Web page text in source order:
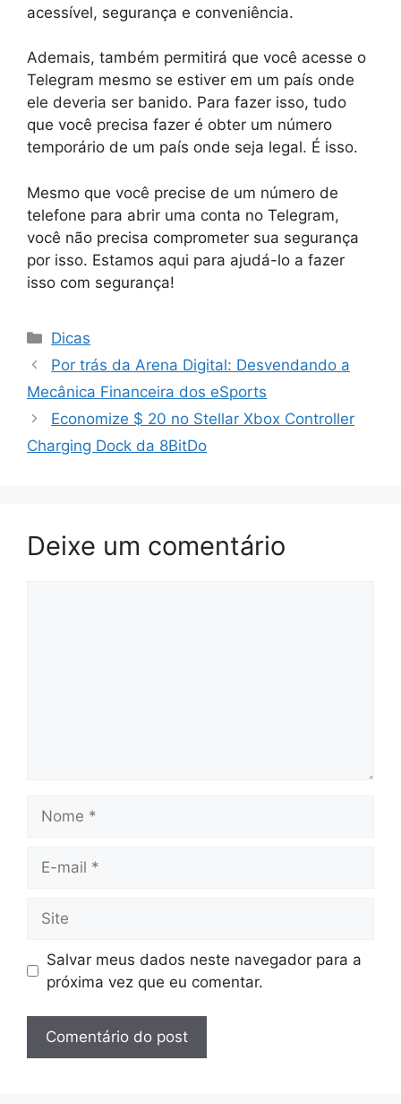
acessível, segurança e conveniência.
Ademais, também permitirá que você acesse o
Telegram mesmo se estiver em um país onde
ele deveria ser banido. Para fazer isso, tudo
que você precisa fazer é obter um número
temporário de um país onde seja legal. É isso.
Mesmo que você precise de um número de
telefone para abrir uma conta no Telegram,
você não precisa comprometer sua segurança
por isso. Estamos aqui para ajudá-lo a fazer
isso com segurança!
Categorias
Dicas
Por trás da Arena Digital: Desvendando a
Mecânica Financeira dos eSports
Economize $ 20 no Stellar Xbox Controller
Charging Dock da 8BitDo
Deixe um comentário
mail
Salvar meus dados neste navegador para a
próxima vez que eu comentar.